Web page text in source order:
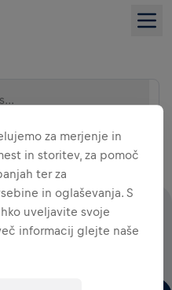
GRE ZA RAZISKAVE
za merjenje in
in storitev, za pomoč
ter za
in oglaševanja. S
uveljavite svoje
informacij glejte naše